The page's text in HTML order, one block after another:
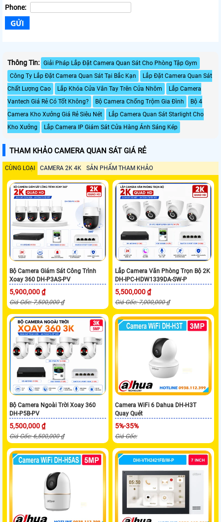
Phone:
Thông Tin: Giải Pháp Lắp Đặt Camera Quan Sát Cho Phòng Tập Gym
Công Ty Lắp Đặt Camera Quan Sát Tại Bắc Kạn
Lắp Đặt Camera Quan Sát
Chất Lượng Cao
Lắp Khóa Cửa Vân Tay Trên Cửa Nhôm
Lắp Camera
Vantech Giá Rẻ Có Tốt Không?
Bộ Camera Chống Trộm Gia Đình
Bộ 4
Camera Kho Xưởng Giá Rẻ Siêu Nét
Lắp Camera Quan Sát Starlight Cho
Kho Xưởng
Lắp Camera IP Giám Sát Cửa Hàng Ánh Sáng Kép
THAM KHẢO CAMERA QUAN SÁT GIÁ RẺ
CÙNG LOẠI CAMERA 2K 4K SẢN PHẨM THAM KHẢO
Bộ Camera Giám Sát Công Trình
Xoay 360 DH-P3AS-PV
5,900,000 ₫
Giá Gốc: 7,500,000 ₫
Lắp Camera Văn Phòng Trọn Bộ 2K
DH-IPC-HDW1339DA-SW-P
5,500,000 ₫
Giá Gốc: 7,000,000 ₫
Bộ Camera Ngoài Trời Xoay 360
DH-P5B-PV
5,500,000 ₫
Giá Gốc: 6,500,000 ₫
Camera WiFi 6 Dahua DH-H3T
Quay Quét
5%-35%
Giá Gốc: